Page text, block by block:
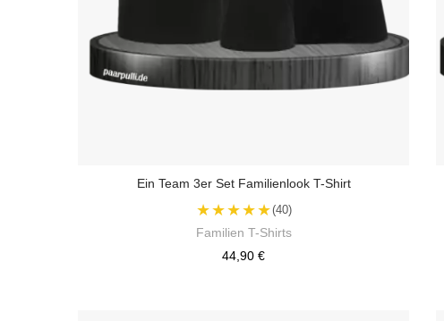
Ein Team 3er Set Familienlook T-Shirt
★★★★★(40)
Familien T-Shirts
44,90 €